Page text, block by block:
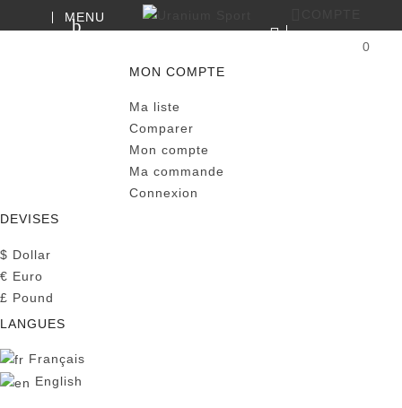
MENU
0
MON COMPTE
Ma liste
Comparer
Mon compte
Ma commande
Connexion
DEVISES
$ Dollar
€ Euro
£ Pound
LANGUES
Français
English